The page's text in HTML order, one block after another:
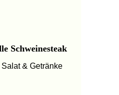
Schweinesteak
& Getränke